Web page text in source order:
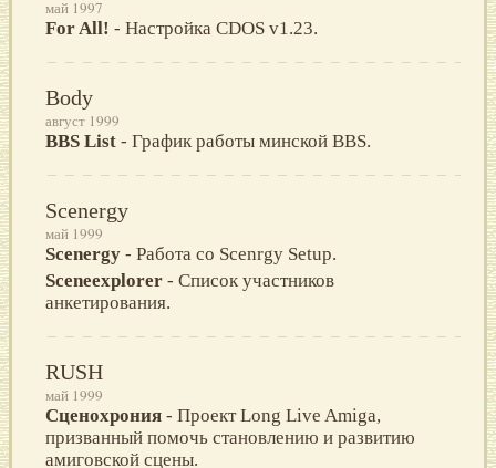
май 1997
For All! - Настройка CDOS v1.23.
Body
август 1999
BBS List - График работы минской BBS.
Scenergy
май 1999
Scenergy - Работа со Scenrgy Setup.
Sceneexplorer - Список участников
анкетирования.
RUSH
май 1999
Сценохрония - Проект Long Live Amiga,
призванный помочь становлению и развитию
амиговской сцены.